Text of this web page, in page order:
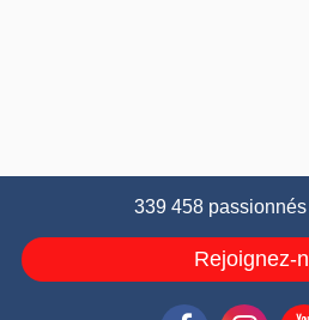
339 458
Rejoignez-